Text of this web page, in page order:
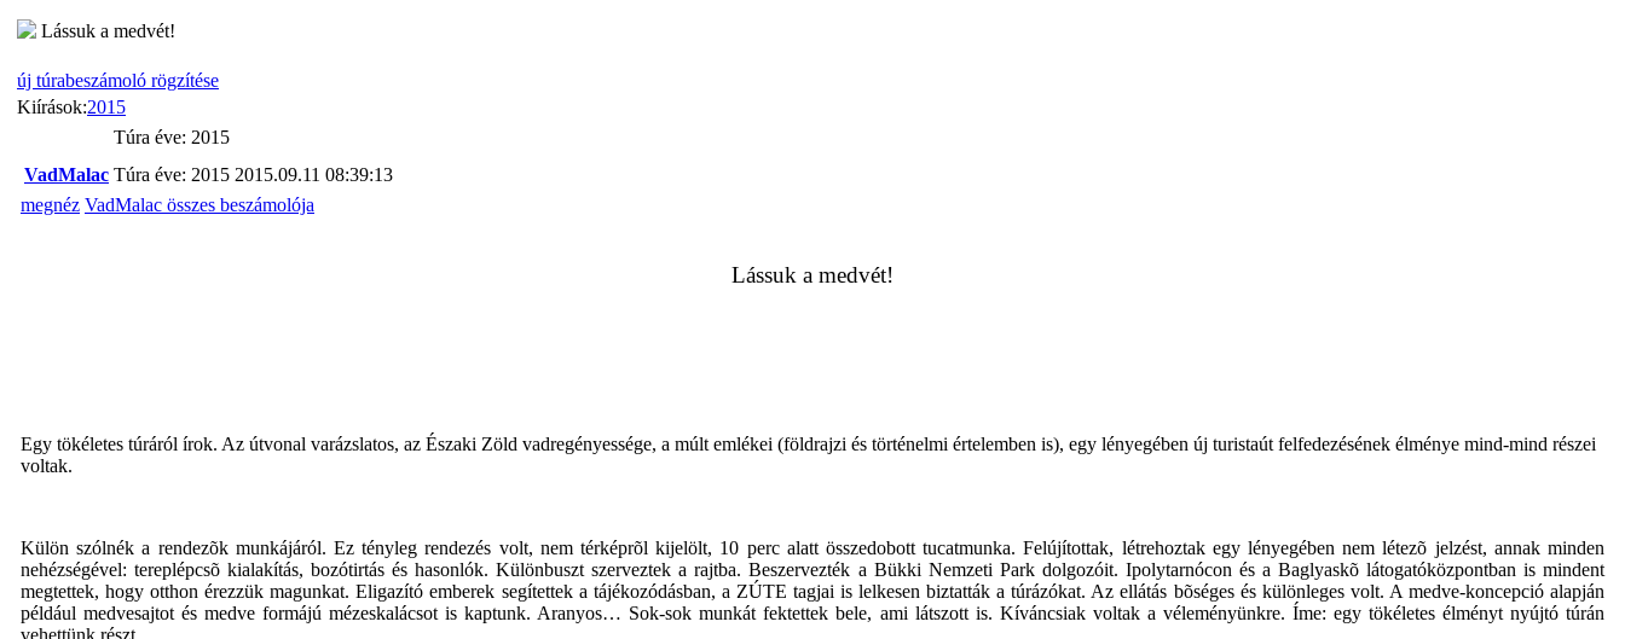
Lássuk a medvét!
új túrabeszámoló rögzítése
Kiírások:2015
Túra éve: 2015
VadMalac Túra éve: 2015 2015.09.11 08:39:13
megnéz VadMalac összes beszámolója
Lássuk a medvét!
Egy tökéletes túráról írok. Az útvonal varázslatos, az Északi Zöld vadregényessége, a múlt emlékei (földrajzi és történelmi értelemben is), egy lényegében új turistaút felfedezésének élménye mind-mind részei
voltak.
Külön szólnék a rendezõk munkájáról. Ez tényleg rendezés volt, nem térképrõl kijelölt, 10 perc alatt összedobott tucatmunka. Felújítottak, létrehoztak egy lényegében nem létezõ jelzést, annak minden
nehézségével: tereplépcsõ kialakítás, bozótirtás és hasonlók. Különbuszt szerveztek a rajtba. Beszervezték a Bükki Nemzeti Park dolgozóit. Ipolytarnócon és a Baglyaskõ látogatóközpontban is mindent
megtettek, hogy otthon érezzük magunkat. Eligazító emberek segítettek a tájékozódásban, a ZÚTE tagjai is lelkesen biztatták a túrázókat. Az ellátás bõséges és különleges volt. A medve-koncepció alapján
például medvesajtot és medve formájú mézeskalácsot is kaptunk. Aranyos… Sok-sok munkát fektettek bele, ami látszott is. Kíváncsiak voltak a véleményünkre. Íme: egy tökéletes élményt nyújtó túrán
vehettünk részt.